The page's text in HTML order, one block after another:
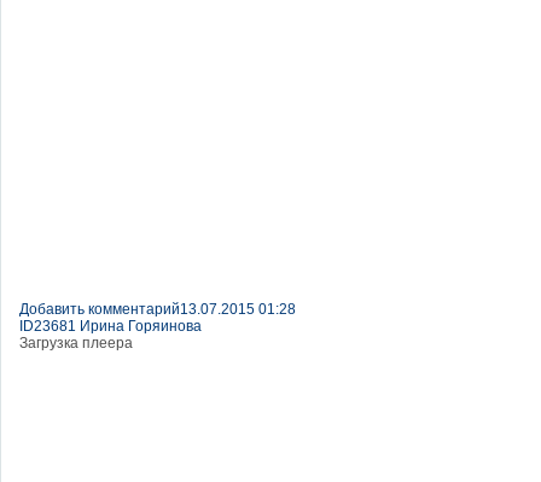
Добавить комментарий13.07.2015 01:28
ID23681 Ирина Горяинова
Загрузка плеера